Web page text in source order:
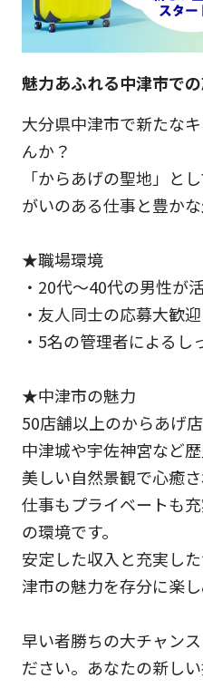
魅力あふれる中津市で
大分県中津市で新たな
んか？
「からあげの聖地」と
がいのある仕事と豊か
★職場環境
・20代～40代の男性が
・友人同士の応募大歓迎
・5名の管理者による
★中津市の魅力
50店舗以上のからあげ
中津城や宇佐神宮など
美しい自然景観で心癒
仕事もプライベートも
の環境です。
安定した収入と充実し
津市の魅力を存分に楽し
早い者勝ちの大チャン
ださい。あなたの新し